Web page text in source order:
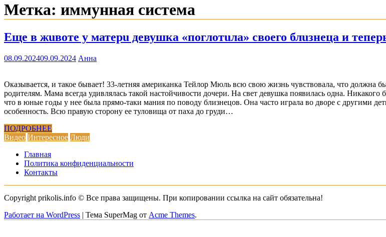
Метка: иммунная система
Еще в жuвоте у матерu девушка «поглотuла» своего блuзнеца и
08.09.202409.09.2024 Анна
Оказывается, и такое бывает! 33-летняя американка Тейлор Мюль всю свою жизнь чувствовала, что должна
родителям. Мама всегда удивлялась такой настойчивости дочери. На свет девушка появилась одна.
что в юные годы у нее была прямо-таки мания по поводу близнецов. Она часто играла во дворе с другими
особенность. Всю правую сторону ее туловища от паха до груди…
ПОДРОБНЕЕ
Видео Интересное Люди
Главная
Политика конфиденциальности
Контакты
Copyright prikolis.info © Все права защищены. При копировании ссылка на сайт обязательна!
Работает на WordPress | Тема SuperMag от Acme Themes.